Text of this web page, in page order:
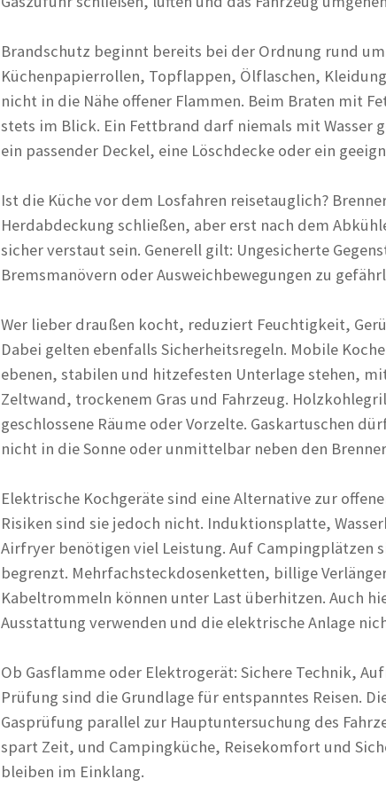
Brandschutz beginnt bereits bei der Ordnung rund
Küchenpapierrollen, Topflappen, Ölflaschen,
nicht in die Nähe offener Flammen. Beim Braten mit
stets im Blick. Ein Fettbrand darf niemals mit Wasser
ein passender Deckel, eine Löschdecke oder ein
Ist die Küche vor dem Losfahren reisetauglich?
Herdabdeckung schließen, aber erst nach dem
sicher verstaut sein. Generell gilt: Ungesicherte
Bremsmanövern oder Ausweichbewegungen zu
Wer lieber draußen kocht, reduziert Feuchtigkeit,
Dabei gelten ebenfalls Sicherheitsregeln. Mobile
ebenen, stabilen und hitzefesten Unterlage stehen,
Zeltwand, trockenem Gras und Fahrzeug.
geschlossene Räume oder Vorzelte. Gaskartuschen
nicht in die Sonne oder unmittelbar neben den
Elektrische Kochgeräte sind eine Alternative zur
Risiken sind sie jedoch nicht. Induktionsplatte,
Airfryer benötigen viel Leistung. Auf Campingplätzen
begrenzt. Mehrfachsteckdosenketten, billige
Kabeltrommeln können unter Last überhitzen. Auch
Ausstattung verwenden und die elektrische Anlage
Ob Gasflamme oder Elektrogerät: Sichere Technik,
Prüfung sind die Grundlage für entspanntes Reisen.
Gasprüfung parallel zur Hauptuntersuchung des
spart Zeit, und Campingküche, Reisekomfort und
bleiben im Einklang.